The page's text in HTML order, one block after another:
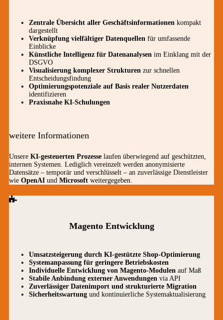
Zentrale Übersicht aller Geschäftsinformationen kompakt
dargestellt
Verknüpfung vielfältiger Datenquellen für umfassende
Einblicke
Künstliche Intelligenz für Datenanalysen im Einklang mit der
DSGVO
Visualisierung komplexer Strukturen zur schnellen
Entscheidungsfindung
Optimierungspotenziale auf Basis realer Nutzerdaten
identifizieren
Praxisnahe KI-Schulungen
weitere Informationen
Unsere KI-gesteuerten Prozesse laufen überwiegend auf geschützten,
internen Systemen. Lediglich vereinzelt werden anonymisierte
Datensätze – temporär und verschlüsselt – an zuverlässige Dienstleister
wie OpenAI und Microsoft weitergegeben.
Magento Entwicklung
Umsatzsteigerung durch KI-gestützte Shop-Optimierung
Systemanpassung für geringere Betriebskosten
Individuelle Entwicklung von Magento-Modulen auf Maß
Stabile Anbindung externer Anwendungen via API
Zuverlässiger Datenimport und strukturierte Migration
Sicherheitswartung und kontinuierliche Systemaktualisierung